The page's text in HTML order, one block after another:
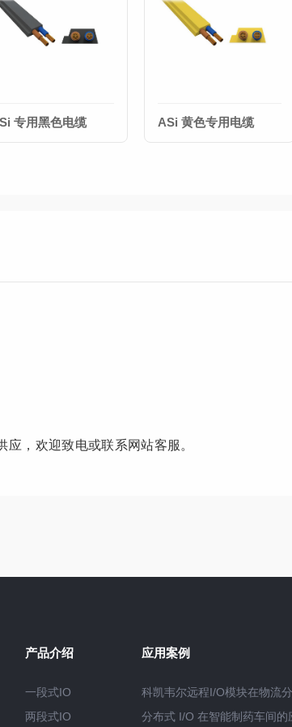
专用黑色电缆 ASi 黄色专用电缆
，欢迎致电或联系网站客服。
产品介绍
一段式IO
两段式IO
应用案例
科凯韦尔远程I/O模块在物流
分布式 I/O 在智能制药车间的